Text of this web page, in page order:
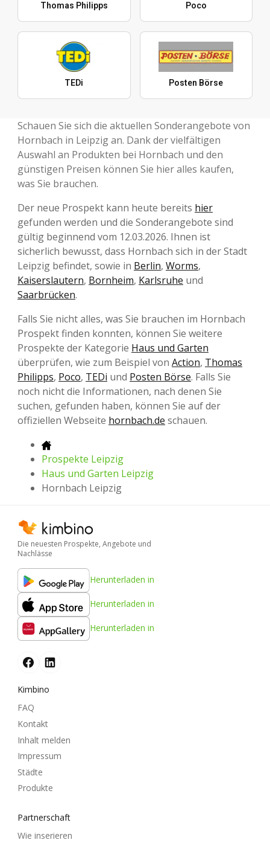
Thomas Philipps Poco
TEDi Posten Börse
Schauen Sie sich die aktuellen Sonderangebote von
Hornbach in Leipzig an. Dank der vielfältigen
Auswahl an Produkten bei Hornbach und den
günstigen Preisen können Sie hier alles kaufen,
was Sie brauchen.
Der neue Prospekt kann heute bereits hier
gefunden werden und die Sonderangebote sind
gültig beginnend vom 12.03.2026. Ihnen ist
sicherlich bewusst, dass Hornbach sich in der Stadt
Leipzig befindet, sowie in Berlin, Worms,
Kaiserslautern, Bornheim, Karlsruhe und
Saarbrücken.
Falls Sie nicht alles, was Sie brauchen im Hornbach
Prospekt finden konnten, können Sie weitere
Prospekte der Kategorie Haus und Garten
überprüfen, wie zum Beispiel von Action, Thomas
Philipps, Poco, TEDi und Posten Börse. Falls Sie
noch nicht die Informationen, nach denen Sie
suchen, gefunden haben, können Sie auf der
offiziellen Webseite hornbach.de schauen.
Prospekte Leipzig
Haus und Garten Leipzig
Hornbach Leipzig
Die neuesten Prospekte, Angebote und
Nachlässe
Herunterladen in
Herunterladen in
Herunterladen in
Kimbino
FAQ
Kontakt
Inhalt melden
Impressum
Städte
Produkte
Partnerschaft
Wie inserieren